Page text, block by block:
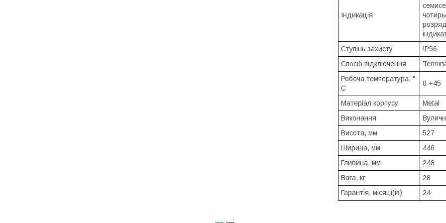
Індикація
Ступінь захисту
IP56
Спосіб підключення
Робоча температура, °
С
0 +45
Матеріал корпусу
Metal
Виконання
Висота, мм
527
Ширина, мм
446
Глибина, мм
248
Вага, кг
28
Гарантія, місяці(ів)
24